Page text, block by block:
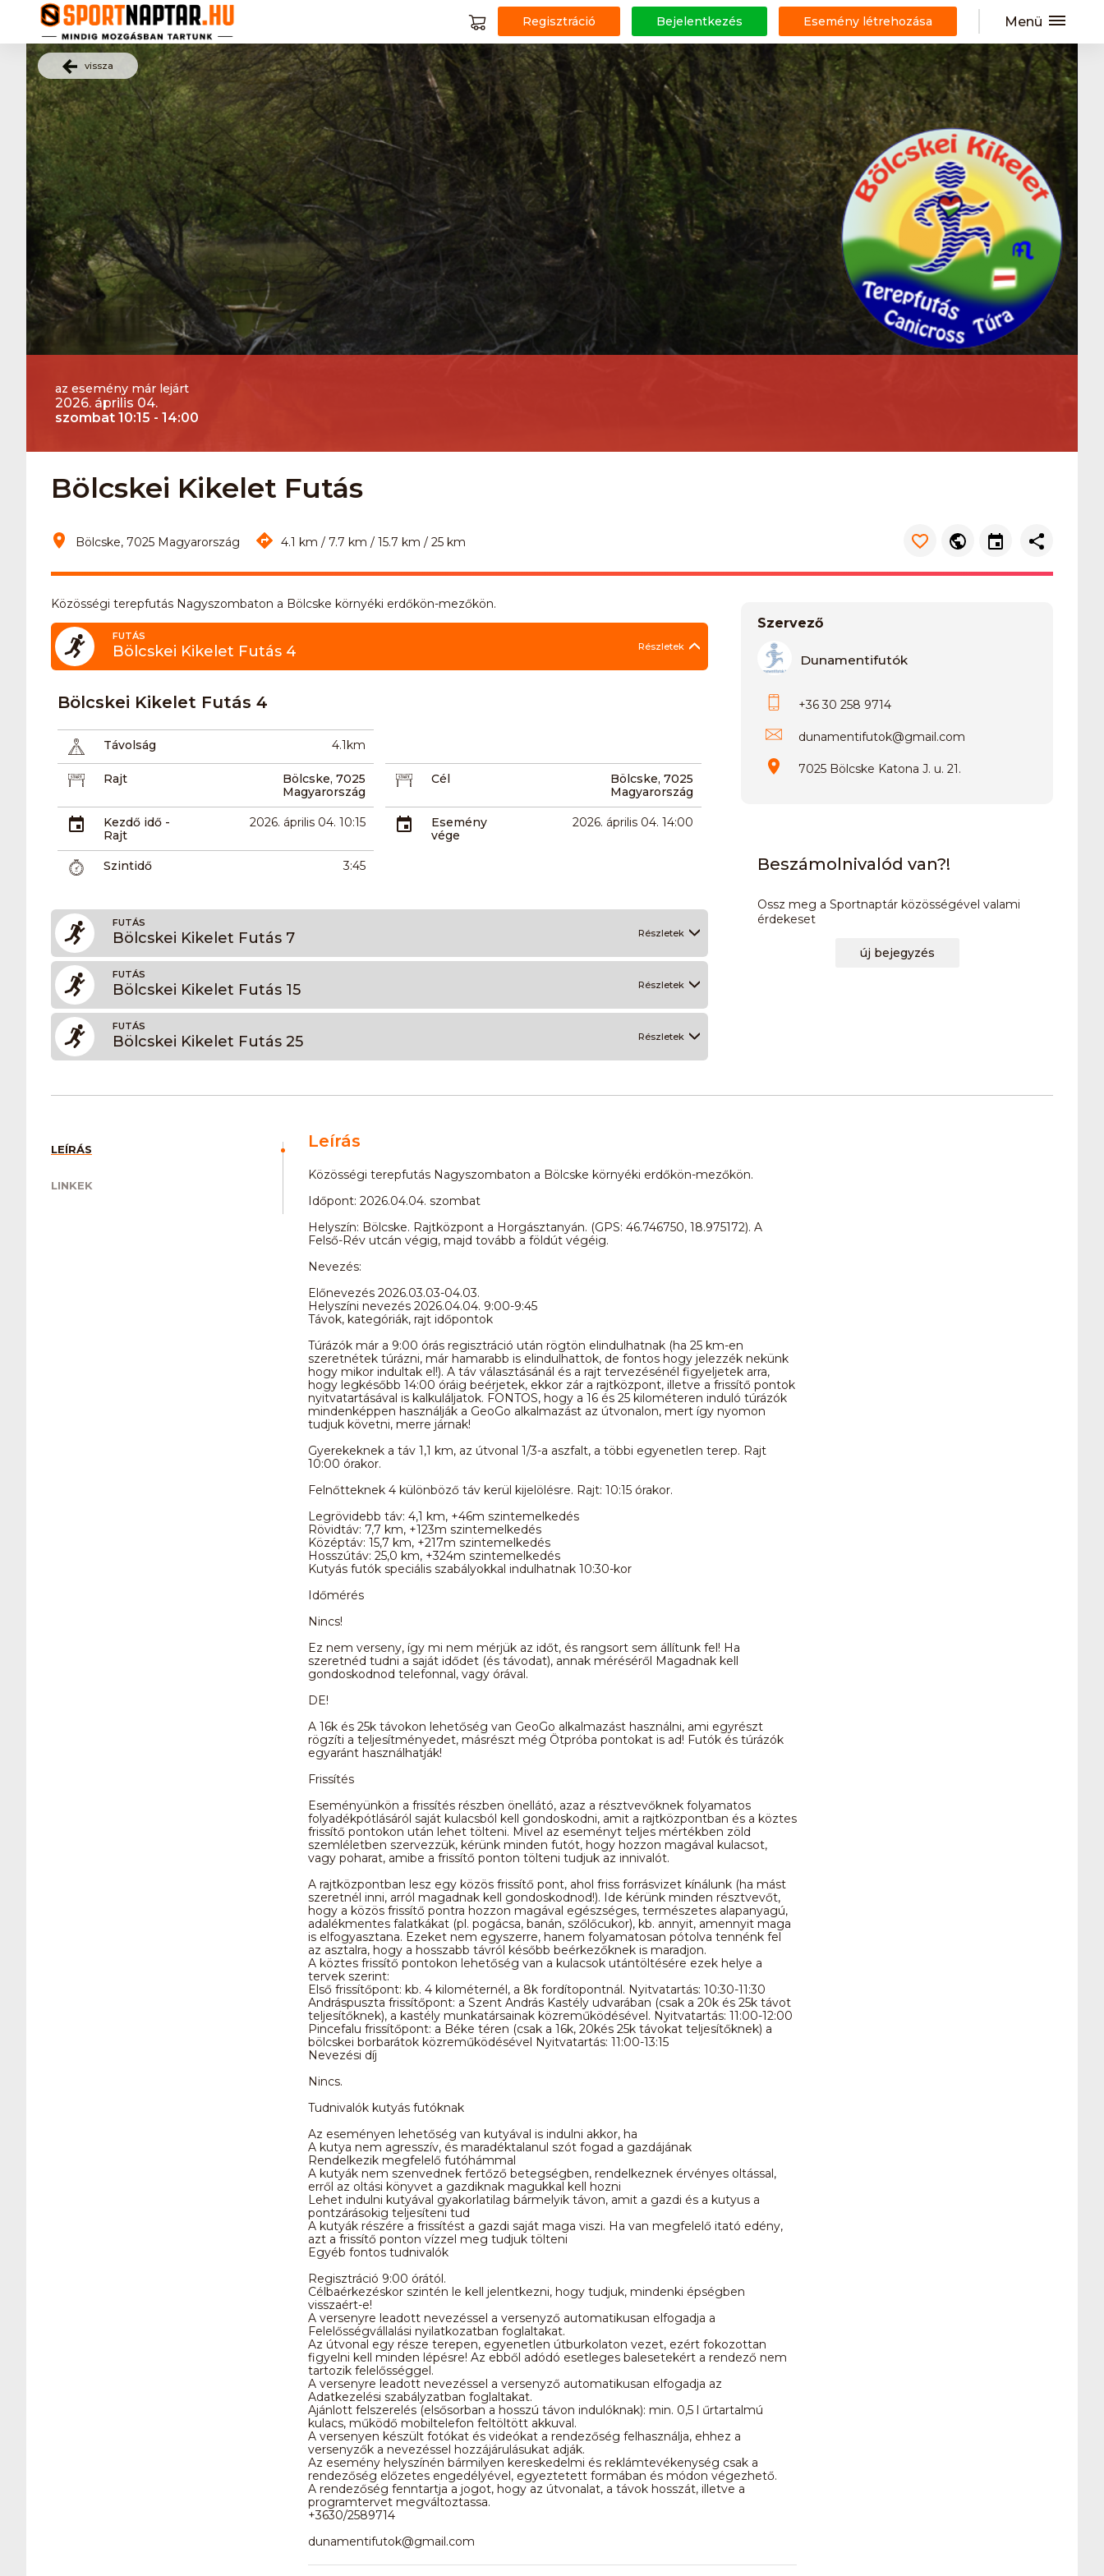
Regisztráció Bejelentkezés Esemény létrehozása Menü
vissza
az esemény már lejárt
2026. április 04.
szombat 10:15 - 14:00
Bölcskei Kikelet Futás
Bölcske, 7025 Magyarország 4.1 km / 7.7 km / 15.7 km / 25 km
Közösségi terepfutás Nagyszombaton a Bölcske környéki erdőkön-mezőkön.
FUTÁS
Bölcskei Kikelet Futás 4 Részletek
Bölcskei Kikelet Futás 4
Távolság 4.1km
Rajt
Bölcske, 7025
Magyarország
Cél
Bölcske, 7025
Magyarország
Kezdő idő -
Rajt
2026. április 04. 10:15
Esemény
vége
2026. április 04. 14:00
Szintidő 3:45
FUTÁS
Bölcskei Kikelet Futás 7 Részletek
FUTÁS
Bölcskei Kikelet Futás 15 Részletek
FUTÁS
Bölcskei Kikelet Futás 25 Részletek
Szervező
Dunamentifutók
+36 30 258 9714
dunamentifutok@gmail.com
7025 Bölcske Katona J. u. 21.
Beszámolnivalód van?!
Ossz meg a Sportnaptár közösségével valami
érdekeset
új bejegyzés
LEÍRÁS
LINKEK
Leírás
Közösségi terepfutás Nagyszombaton a Bölcske környéki erdőkön-mezőkön.
Időpont: 2026.04.04. szombat
Helyszín: Bölcske. Rajtközpont a Horgásztanyán. (GPS: 46.746750, 18.975172). A
Felső-Rév utcán végig, majd tovább a földút végéig.
Nevezés:
Előnevezés 2026.03.03-04.03.
Helyszíni nevezés 2026.04.04. 9:00-9:45
Távok, kategóriák, rajt időpontok
Túrázók már a 9:00 órás regisztráció után rögtön elindulhatnak (ha 25 km-en
szeretnétek túrázni, már hamarabb is elindulhattok, de fontos hogy jelezzék nekünk
hogy mikor indultak el!). A táv választásánál és a rajt tervezésénél figyeljetek arra,
hogy legkésőbb 14:00 óráig beérjetek, ekkor zár a rajtközpont, illetve a frissítő pontok
nyitvatartásával is kalkuláljatok. FONTOS, hogy a 16 és 25 kilométeren induló túrázók
mindenképpen használják a GeoGo alkalmazást az útvonalon, mert így nyomon
tudjuk követni, merre járnak!
Gyerekeknek a táv 1,1 km, az útvonal 1/3-a aszfalt, a többi egyenetlen terep. Rajt
10:00 órakor.
Felnőtteknek 4 különböző táv kerül kijelölésre. Rajt: 10:15 órakor.
Legrövidebb táv: 4,1 km, +46m szintemelkedés
Rövidtáv: 7,7 km, +123m szintemelkedés
Középtáv: 15,7 km, +217m szintemelkedés
Hosszútáv: 25,0 km, +324m szintemelkedés
Kutyás futók speciális szabályokkal indulhatnak 10:30-kor
Időmérés
Nincs!
Ez nem verseny, így mi nem mérjük az időt, és rangsort sem állítunk fel! Ha
szeretnéd tudni a saját idődet (és távodat), annak méréséről Magadnak kell
gondoskodnod telefonnal, vagy órával.
DE!
A 16k és 25k távokon lehetőség van GeoGo alkalmazást használni, ami egyrészt
rögzíti a teljesítményedet, másrészt még Ötpróba pontokat is ad! Futók és túrázók
egyaránt használhatják!
Frissítés
Eseményünkön a frissítés részben önellátó, azaz a résztvevőknek folyamatos
folyadékpótlásáról saját kulacsból kell gondoskodni, amit a rajtközpontban és a köztes
frissítő pontokon után lehet tölteni. Mivel az eseményt teljes mértékben zöld
szemléletben szervezzük, kérünk minden futót, hogy hozzon magával kulacsot,
vagy poharat, amibe a frissítő ponton tölteni tudjuk az innivalót.
A rajtközpontban lesz egy közös frissítő pont, ahol friss forrásvizet kínálunk (ha mást
szeretnél inni, arról magadnak kell gondoskodnod!). Ide kérünk minden résztvevőt,
hogy a közös frissítő pontra hozzon magával egészséges, természetes alapanyagú,
adalékmentes falatkákat (pl. pogácsa, banán, szőlőcukor), kb. annyit, amennyit maga
is elfogyasztana. Ezeket nem egyszerre, hanem folyamatosan pótolva tennénk fel
az asztalra, hogy a hosszabb távról később beérkezőknek is maradjon.
A köztes frissítő pontokon lehetőség van a kulacsok utántöltésére ezek helye a
tervek szerint:
Első frissítőpont: kb. 4 kilométernél, a 8k fordítopontnál. Nyitvatartás: 10:30-11:30
Andráspuszta frissítőpont: a Szent András Kastély udvarában (csak a 20k és 25k távot
teljesítőknek), a kastély munkatársainak közreműködésével. Nyitvatartás: 11:00-12:00
Pincefalu frissítőpont: a Béke téren (csak a 16k, 20kés 25k távokat teljesítőknek) a
bölcskei borbarátok közreműködésével Nyitvatartás: 11:00-13:15
Nevezési díj
Nincs.
Tudnivalók kutyás futóknak
Az eseményen lehetőség van kutyával is indulni akkor, ha
A kutya nem agresszív, és maradéktalanul szót fogad a gazdájának
Rendelkezik megfelelő futóhámmal
A kutyák nem szenvednek fertőző betegségben, rendelkeznek érvényes oltással,
erről az oltási könyvet a gazdiknak magukkal kell hozni
Lehet indulni kutyával gyakorlatilag bármelyik távon, amit a gazdi és a kutyus a
pontzárásokig teljesíteni tud
A kutyák részére a frissítést a gazdi saját maga viszi. Ha van megfelelő itató edény,
azt a frissítő ponton vízzel meg tudjuk tölteni
Egyéb fontos tudnivalók
Regisztráció 9:00 órától.
Célbaérkezéskor szintén le kell jelentkezni, hogy tudjuk, mindenki épségben
visszaért-e!
A versenyre leadott nevezéssel a versenyző automatikusan elfogadja a
Felelősségvállalási nyilatkozatban foglaltakat.
Az útvonal egy része terepen, egyenetlen útburkolaton vezet, ezért fokozottan
figyelni kell minden lépésre! Az ebből adódó esetleges balesetekért a rendező nem
tartozik felelősséggel.
A versenyre leadott nevezéssel a versenyző automatikusan elfogadja az
Adatkezelési szabályzatban foglaltakat.
Ajánlott felszerelés (elsősorban a hosszú távon indulóknak): min. 0,5 l űrtartalmú
kulacs, működő mobiltelefon feltöltött akkuval.
A versenyen készült fotókat és videókat a rendezőség felhasználja, ehhez a
versenyzők a nevezéssel hozzájárulásukat adják.
Az esemény helyszínén bármilyen kereskedelmi és reklámtevékenység csak a
rendezőség előzetes engedélyével, egyeztetett formában és módon végezhető.
A rendezőség fenntartja a jogot, hogy az útvonalat, a távok hosszát, illetve a
programtervet megváltoztassa.
+3630/2589714
dunamentifutok@gmail.com